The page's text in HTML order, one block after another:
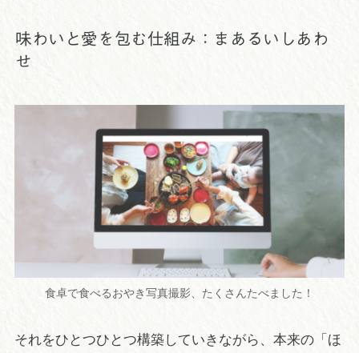
味わいと愛を包む仕組み：まあるいしあわ
せ
食卓で食べるおやき写真撮影、たくさんたべました！
それをひとつひとつ構築していきながら、本来の「ほ